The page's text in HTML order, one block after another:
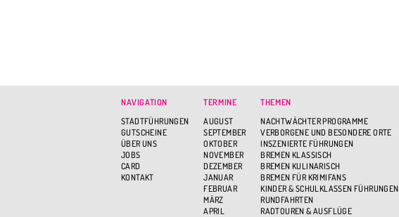
NAVIGATION
STADTFÜHRUNGEN
GUTSCHEINE
ÜBER UNS
JOBS
CARD
KONTAKT
TERMINE
AUGUST
SEPTEMBER
OKTOBER
NOVEMBER
DEZEMBER
JANUAR
FEBRUAR
MÄRZ
APRIL
THEMEN
NACHTWÄCHTER PROGRAMME
VERBORGENE UND BESONDERE ORTE
INSZENIERTE FÜHRUNGEN
BREMEN KLASSISCH
BREMEN KULINARISCH
BREMEN FÜR KRIMIFANS
KINDER & SCHULKLASSEN FÜHRUNGEN
RUNDFAHRTEN
RADTOUREN & AUSFLÜGE